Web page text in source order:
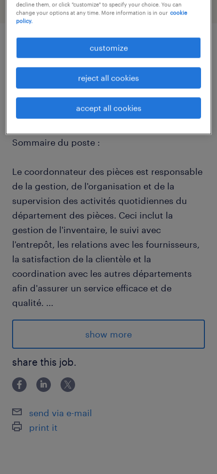
job details
Notre client de l'industrie automobile situé à
Dorval est à la recherche d'un coordonnateur
Sommaire du poste :
Le coordonnateur des pièces est responsable
de la gestion, de l'organisation et de la
supervision des activités quotidiennes du
département des pièces. Ceci inclut la
gestion de l'inventaire, le suivi avec
l'entrepôt, les relations avec les fournisseurs,
la satisfaction de la clientèle et la
coordination avec les autres départements
afin d'assurer un service efficace et de
qualité. ...
Avantages
Poste permanent
Dorval
Avantages sociaux : Assurance collective,
programme de formation (payé), REER,
show more
share this job.
send via e-mail
print it
decline them, or click "customize" to specify your choice. You can
change your options at any time. More information is in our cookie
policy.
customize
reject all cookies
accept all cookies